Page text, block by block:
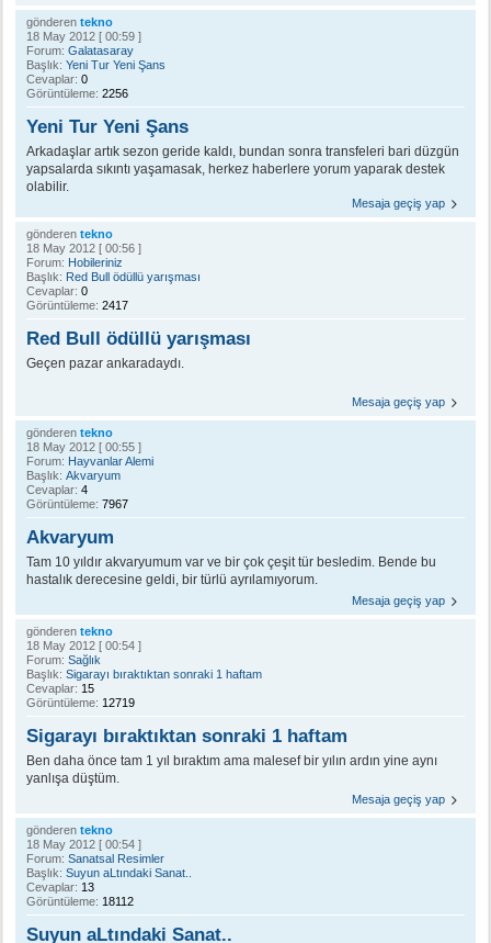
gönderen tekno
18 May 2012 [ 00:59 ]
Forum: Galatasaray
Başlık: Yeni Tur Yeni Şans
Cevaplar: 0
Görüntüleme: 2256
Yeni Tur Yeni Şans
Arkadaşlar artık sezon geride kaldı, bundan sonra transfeleri bari düzgün
yapsalarda sıkıntı yaşamasak, herkez haberlere yorum yaparak destek
olabilir.
Mesaja geçiş yap
gönderen tekno
18 May 2012 [ 00:56 ]
Forum: Hobileriniz
Başlık: Red Bull ödüllü yarışması
Cevaplar: 0
Görüntüleme: 2417
Red Bull ödüllü yarışması
Geçen pazar ankaradaydı.
Mesaja geçiş yap
gönderen tekno
18 May 2012 [ 00:55 ]
Forum: Hayvanlar Alemi
Başlık: Akvaryum
Cevaplar: 4
Görüntüleme: 7967
Akvaryum
Tam 10 yıldır akvaryumum var ve bir çok çeşit tür besledim. Bende bu
hastalık derecesine geldi, bir türlü ayrılamıyorum.
Mesaja geçiş yap
gönderen tekno
18 May 2012 [ 00:54 ]
Forum: Sağlık
Başlık: Sigarayı bıraktıktan sonraki 1 haftam
Cevaplar: 15
Görüntüleme: 12719
Sigarayı bıraktıktan sonraki 1 haftam
Ben daha önce tam 1 yıl bıraktım ama malesef bir yılın ardın yine aynı
yanlışa düştüm.
Mesaja geçiş yap
gönderen tekno
18 May 2012 [ 00:54 ]
Forum: Sanatsal Resimler
Başlık: Suyun aLtındaki Sanat..
Cevaplar: 13
Görüntüleme: 18112
Suyun aLtındaki Sanat..